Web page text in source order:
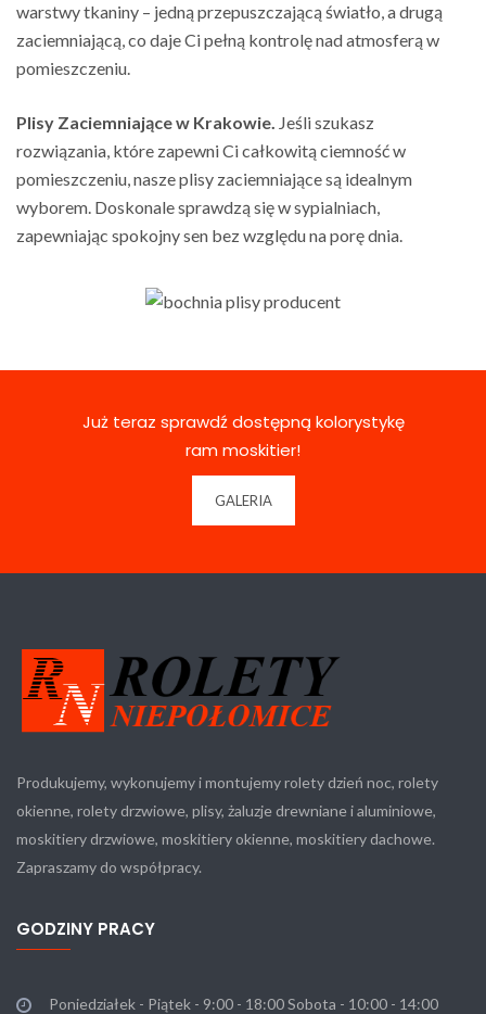
warstwy tkaniny – jedną przepuszczającą światło, a drugą
zaciemniającą, co daje Ci pełną kontrolę nad atmosferą w
pomieszczeniu.
Plisy Zaciemniające w Krakowie. Jeśli szukasz
rozwiązania, które zapewni Ci całkowitą ciemność w
pomieszczeniu, nasze plisy zaciemniające są idealnym
wyborem. Doskonale sprawdzą się w sypialniach,
zapewniając spokojny sen bez względu na porę dnia.
Już teraz sprawdź dostępną kolorystykę
ram moskitier!
GALERIA
Produkujemy, wykonujemy i montujemy rolety dzień noc, rolety
okienne, rolety drzwiowe, plisy, żaluzje drewniane i aluminiowe,
moskitiery drzwiowe, moskitiery okienne, moskitiery dachowe.
Zapraszamy do współpracy.
GODZINY PRACY
Poniedziałek - Piątek - 9:00 - 18:00 Sobota - 10:00 - 14:00